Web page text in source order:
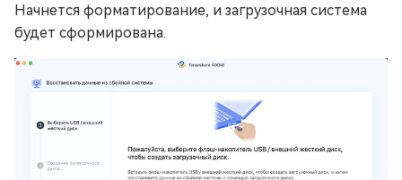
Начнется форматирование, и загрузочная система
будет сформирована.